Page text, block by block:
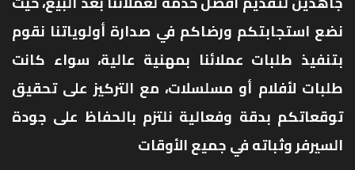
نضع استجابتكم ورضاكم في صدارة أولوياتنا نقوم
بتنفيذ طلبات عملائنا بمهنية عالية، سواء كانت
طلبات لأفلام أو مسلسلات، مع التركيز على تحقيق
توقعاتكم بدقة وفعالية نلتزم بالحفاظ على جودة
السيرفر وثباته في جميع الأوقات